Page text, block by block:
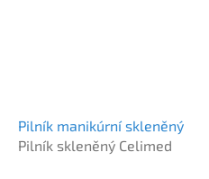
Pilník manikúrní skleněný
Pilník skleněný Celimed